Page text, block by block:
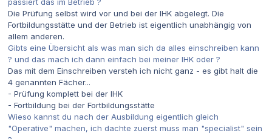
Die Prüfung selbst wird vor und bei der IHK abgelegt. Die
Fortbildungsstätte und der Betrieb ist eigentlich unabhängig von
allem anderen.
Gibts eine Übersicht als was man sich da alles einschreiben kann
? und das mach ich dann einfach bei meiner IHK oder ?
Das mit dem Einschreiben versteh ich nicht ganz - es gibt halt die
4 genannten Fächer...
- Prüfung komplett bei der IHK
- Fortbildung bei der Fortbildungsstätte
Wieso kannst du nach der Ausbildung eigentlich gleich
"Operative" machen, ich dachte zuerst muss man "specialist" sein